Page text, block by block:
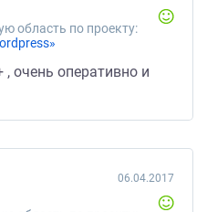
область по проекту:
, очень оперативно и
06.04.2017